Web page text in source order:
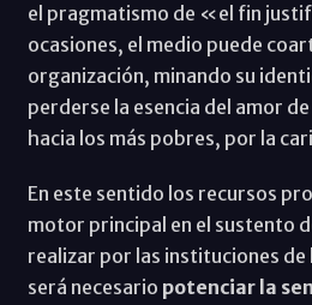
el pragmatismo de «el fin
ocasiones, el medio puede
organización, minando su
perderse la esencia del amor
hacia los más pobres, por la
En este sentido los recursos
motor principal en el sustento
realizar por las instituciones de
será necesario potenciar la